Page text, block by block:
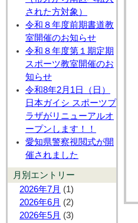
された方対象）
令和８年度前期書道教
室開催のお知らせ
令和８年度第１期定期
スポーツ教室開催のお
知らせ
令和8年2月1日（日）
日本ガイシ スポーツプ
ラザがリニューアルオ
ープンします！！
愛知県警察視閲式が開
催されました
月別エントリー
2026年7月 (1)
2026年6月 (2)
2026年5月 (3)